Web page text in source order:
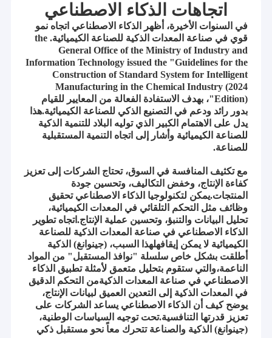
اتجاهات الذكاء الاصطناعي
في السنوات الأخيرة، أظهر الذكاء الاصطناعي اتجاه نمو
قوي في صناعة المعدات الذكية للصناعة الكيميائية. the
General Office of the Ministry of Industry and
Information Technology issued the "Guidelines for the
Construction of Standard System for Intelligent
Manufacturing in the Chemical Industry (2024
Edition)"، بهدف الاستفادة الفعالة من المعايير للقيام
بدور رائد ودعم في التصنيع الذكي للصناعة الكيميائية.هذا
يدل على الاهتمام الكبير الذي توليه البلاد للتنمية الذكية
للصناعة الكيميائية وأشار إلى اتجاه التنمية المستقبلية
للصناعة.
مع تكثيف المنافسة في السوق، تحتاج الشركات إلى تعزيز
كفاءة الإنتاج، وخفض التكاليف، وتحسين جودة
المنتجات.يمكن لتكنولوجيا الذكاء الاصطناعي تحقيق
وظائف مثل التحكم التلقائي في المعدات الكيميائية،
تحليل البيانات والتنبؤ، وتحسين عملية الإنتاج.اتجاه تطوير
الذكاء الاصطناعي في صناعة المعدات الذكية للصناعة
الكيميائية لا يمكن إيقافهلهذا السبب، (جينوانغ) الذكية
أطلقت بشكل خاص سلسلة "نوافذ المستقبل" من المواد
الناعمة،والتي ستقوم بتحليل متعمق لأمثلة تطبيق الذكاء
الاصطناعي في صناعة المعدات الذكيةمن التحكم الدقيق
في المعدات الذكية إلى التعدين العميق لبيانات الإنتاج،
يوضح كيف أن الذكاء الاصطناعي يساعد الشركات على
تعزيز قدرتها التنافسية.تحت توجيه السياسات الوطنية،
(جينوانغ) الذكية والصناعة تتحرك معاً نحو مستقبل ذكي